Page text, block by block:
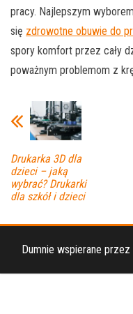
pracy. Najlepszym
się zdrowotne obuwie do
spory komfort przez cały
poważnym problemom z
Drukarka 3D dla
dzieci – jaką
wybrać? Drukarki
dla szkół i dzieci
Dumnie wspierane przez